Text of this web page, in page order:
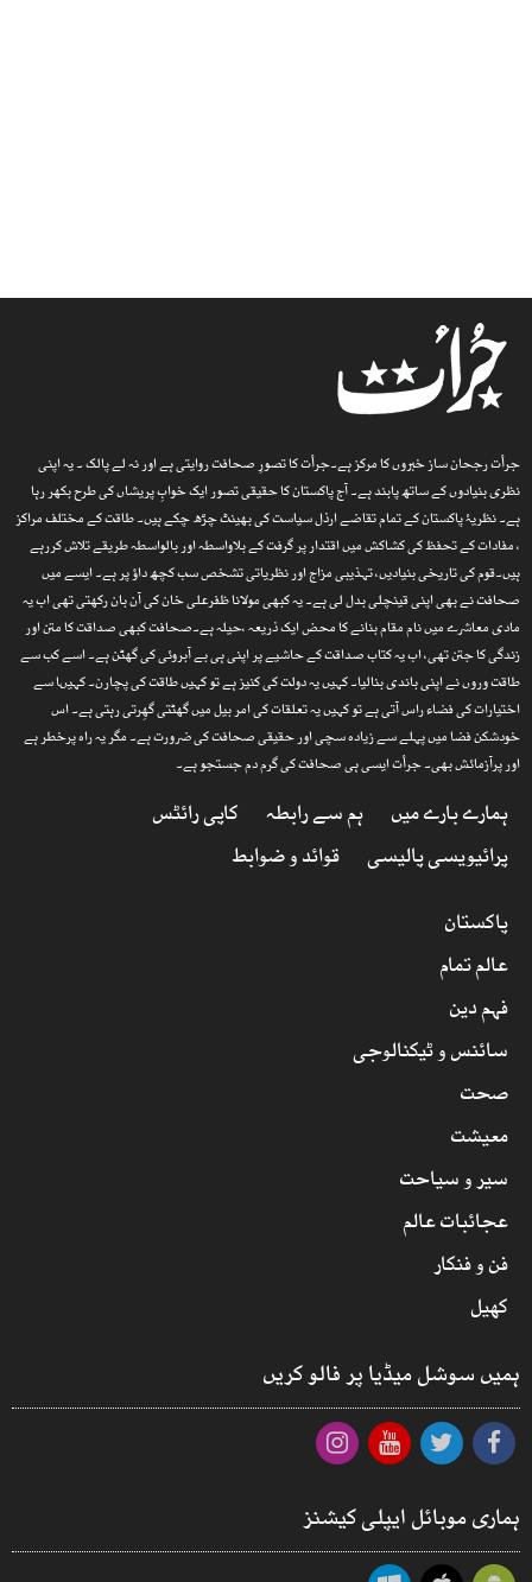
جرأت رجحان ساز خبروں کا مرکز ہے۔جرأت کا تصورِ صحافت روایتی ہے اور نہ لے پالک ۔ یہ اپنی
نظری بنیادوں کے ساتھ پابند ہے۔ آج پاکستان کا حقیقی تصور ایک خوابِ پریشاں کی طرح بکھر رہا
ہے۔ نظریۂ پاکستان کے تمام تقاضے ارذل سیاست کی بھینٹ چڑھ چکے ہیں۔ طاقت کے مختلف مراکز
، مفادات کے تحفظ کی کشاکش میں اقتدار پر گرفت کے بلاواسطہ اور بالواسطہ طریقے تلاش کررہے
ہیں۔قوم کی تاریخی بنیادیں، تہذیبی مزاج اور نظریاتی تشخص سب کچھ داؤ پر ہے۔ ایسے میں
صحافت نے بھی اپنی قینچلی بدل لی ہے۔ یہ کبھی مولانا ظفرعلی خان کی آن بان رکھتی تھی اب یہ
مادی معاشرے میں نام مقام بنانے کا محض ایک ذریعہ ،حیلہ ہے۔صحافت کبھی صداقت کا متن اور
زندگی کا جتن تھی، اب یہ کتاب صداقت کے حاشیے پر اپنی ہی بے آبروئی کی گھٹن ہے۔ اسے کب سے
طاقت وروں نے اپنی باندی بنالیا۔ کہیں یہ دولت کی کنیز ہے تو کہیں طاقت کی پچارن۔ کہیںا سے
اختیارات کی فضاء راس آتی ہے تو کہیں یہ تعلقات کی امر بیل میں گھٹتی گھِرتی رہتی ہے۔ اس
خودشکن فضا میں پہلے سے زیادہ سچی اور حقیقی صحافت کی ضرورت ہے۔ مگر یہ راہ پرخطر ہے
اور پرآزمائش بھی۔ جرأت ایسی ہی صحافت کی گرم دم جستجو ہے۔
ہمارے بارے میں ہم سے رابطہ
کاپی رائٹس
پرائیویسی پالیسی
قوائد و ضوابط
پاکستان
عالم تمام
فہم دین
سائنس و ٹیکنالوجی
صحت
معیشت
سیر و سیاحت
عجائبات عالم
فن و فنکار
کھیل
ہمیں سوشل میڈیا پر فالو کریں
ہماری موبائل ایپلی کیشنز